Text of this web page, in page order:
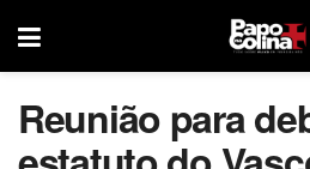
Reunião para